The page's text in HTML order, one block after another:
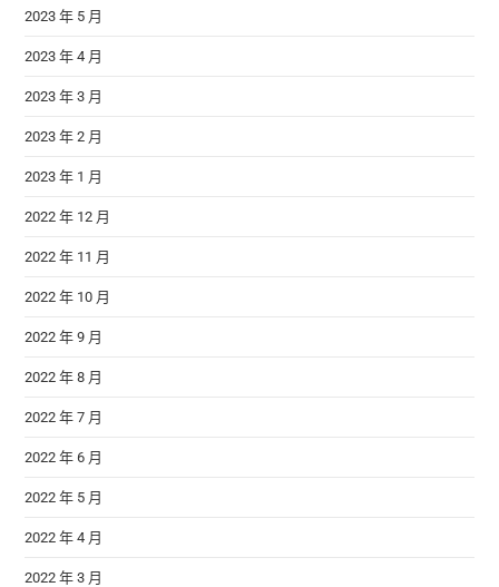
2023 年 5 月
2023 年 4 月
2023 年 3 月
2023 年 2 月
2023 年 1 月
2022 年 12 月
2022 年 11 月
2022 年 10 月
2022 年 9 月
2022 年 8 月
2022 年 7 月
2022 年 6 月
2022 年 5 月
2022 年 4 月
2022 年 3 月